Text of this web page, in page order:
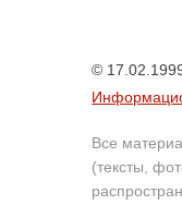
©
Все
(тексты,